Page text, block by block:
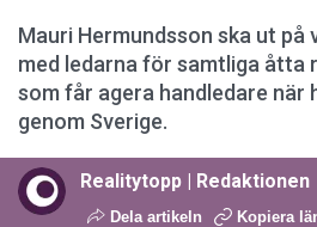
Mauri Hermundsson ska ut på
med ledarna för samtliga åtta
som får agera handledare när
genom Sverige.
Realitytopp | Redaktionen
Dela artikeln Kopiera